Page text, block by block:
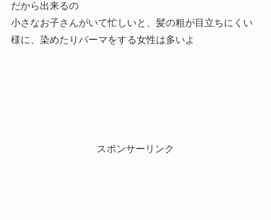
だから出来るの
小さなお子さんがいて忙しいと、髪の粗が目立ちにくい
様に、染めたりパーマをする女性は多いよ
スポンサーリンク